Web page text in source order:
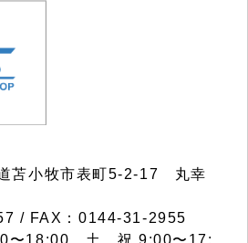
苫小牧市表町5-2-17 丸幸
/ FAX：0144-31-2955
〜18:00 土、祝 9:00〜17: